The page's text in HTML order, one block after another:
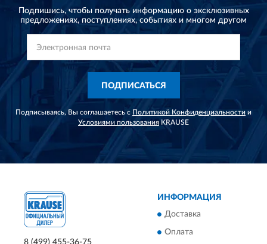
Подпишись, чтобы получать информацию о эксклюзивных
предложениях, поступлениях, событиях и многом другом
ПОДПИСАТЬСЯ
Подписываясь, Вы соглашаетесь с Политикой Конфиденциальности и
Условиями пользованияKRAUSE
8 (499) 455-36-75
ИНФОРМАЦИЯ
Доставка
Оплата